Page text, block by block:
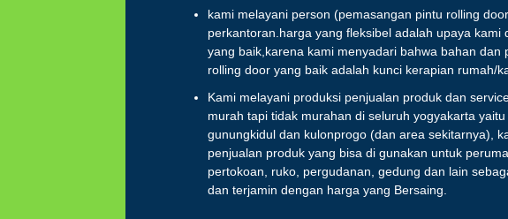
kami melayani person (pemasangan pintu rolling
perkantoran.harga yang fleksibel adalah upaya kami
yang baik,karena kami menyadari bahwa bahan dan
rolling door yang baik adalah kunci kerapian rumah/
Kami melayani produksi penjualan produk dan
murah tapi tidak murahan di seluruh yogyakarta
gunungkidul dan kulonprogo (dan area sekitarnya),
penjualan produk yang bisa di gunakan untuk
pertokoan, ruko, pergudanan, gedung dan lain
dan terjamin dengan harga yang Bersaing.